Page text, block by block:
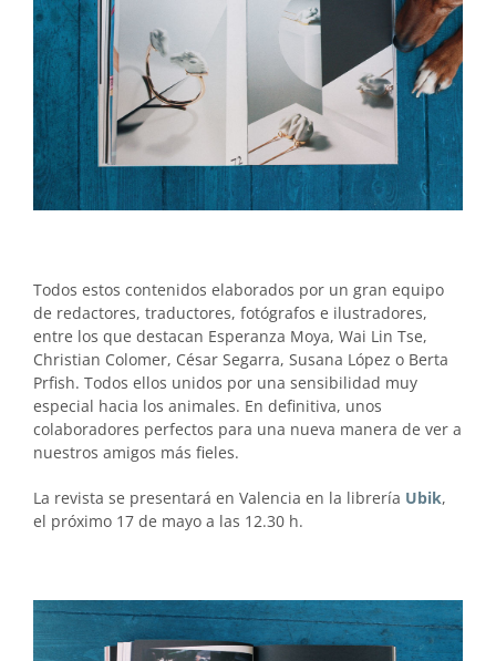
Todos estos contenidos elaborados por un gran equipo
de redactores, traductores, fotógrafos e ilustradores,
entre los que destacan Esperanza Moya, Wai Lin Tse,
Christian Colomer, César Segarra, Susana López o Berta
Prfish. Todos ellos unidos por una sensibilidad muy
especial hacia los animales. En definitiva, unos
colaboradores perfectos para una nueva manera de ver a
nuestros amigos más fieles.
La revista se presentará en Valencia en la librería Ubik,
el próximo 17 de mayo a las 12.30 h.